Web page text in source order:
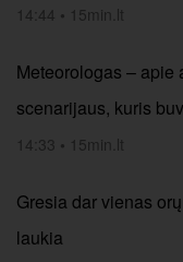
14:44 • 15min.lt
Meteorologas – apie
scenarijaus, kuris
14:33 • 15min.lt
Gresia dar vienas
laukia